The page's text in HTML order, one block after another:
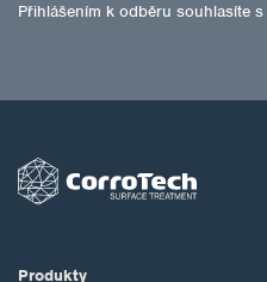
Přihlášením k odběru souhlasíte s
Produkty